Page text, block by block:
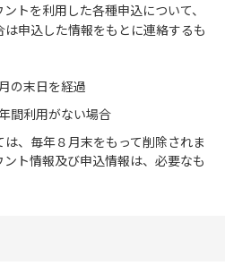
トを利用した各種申込について、
申込した情報をもとに連絡するも
の末日を経過
間利用がない場合
、毎年８月末をもって削除されま
ト情報及び申込情報は、必要なも